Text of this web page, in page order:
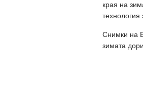
края на
Снимки на
зимата